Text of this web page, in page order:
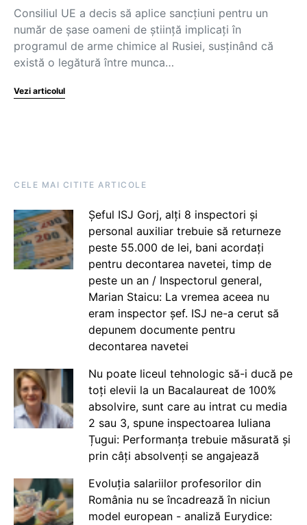
Consiliul UE a decis să aplice sancțiuni pentru un
număr de șase oameni de știință implicați în
programul de arme chimice al Rusiei, susținând că
există o legătură între munca…
Vezi articolul
CELE MAI CITITE ARTICOLE
Șeful ISJ Gorj, alți 8 inspectori și
personal auxiliar trebuie să returneze
peste 55.000 de lei, bani acordați
pentru decontarea navetei, timp de
peste un an / Inspectorul general,
Marian Staicu: La vremea aceea nu
eram inspector șef. ISJ ne-a cerut să
depunem documente pentru
decontarea navetei
Nu poate liceul tehnologic să-i ducă pe
toți elevii la un Bacalaureat de 100%
absolvire, sunt care au intrat cu media
2 sau 3, spune inspectoarea Iuliana
Țugui: Performanța trebuie măsurată și
prin câți absolvenți se angajează
Evoluția salariilor profesorilor din
România nu se încadrează în niciun
model european - analiză Eurydice: